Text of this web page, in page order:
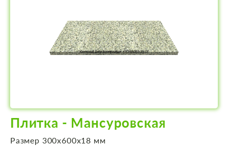
Плитка - Мансуровская
Размер 300х600х18 мм